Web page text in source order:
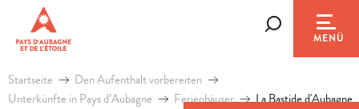
contenu
principal
MENÜ
Startseite
Den Aufenthalt vorbereiten
Unterkünfte in Pays d’Aubagne
Ferienhäuser La Bastide d'Aubagne